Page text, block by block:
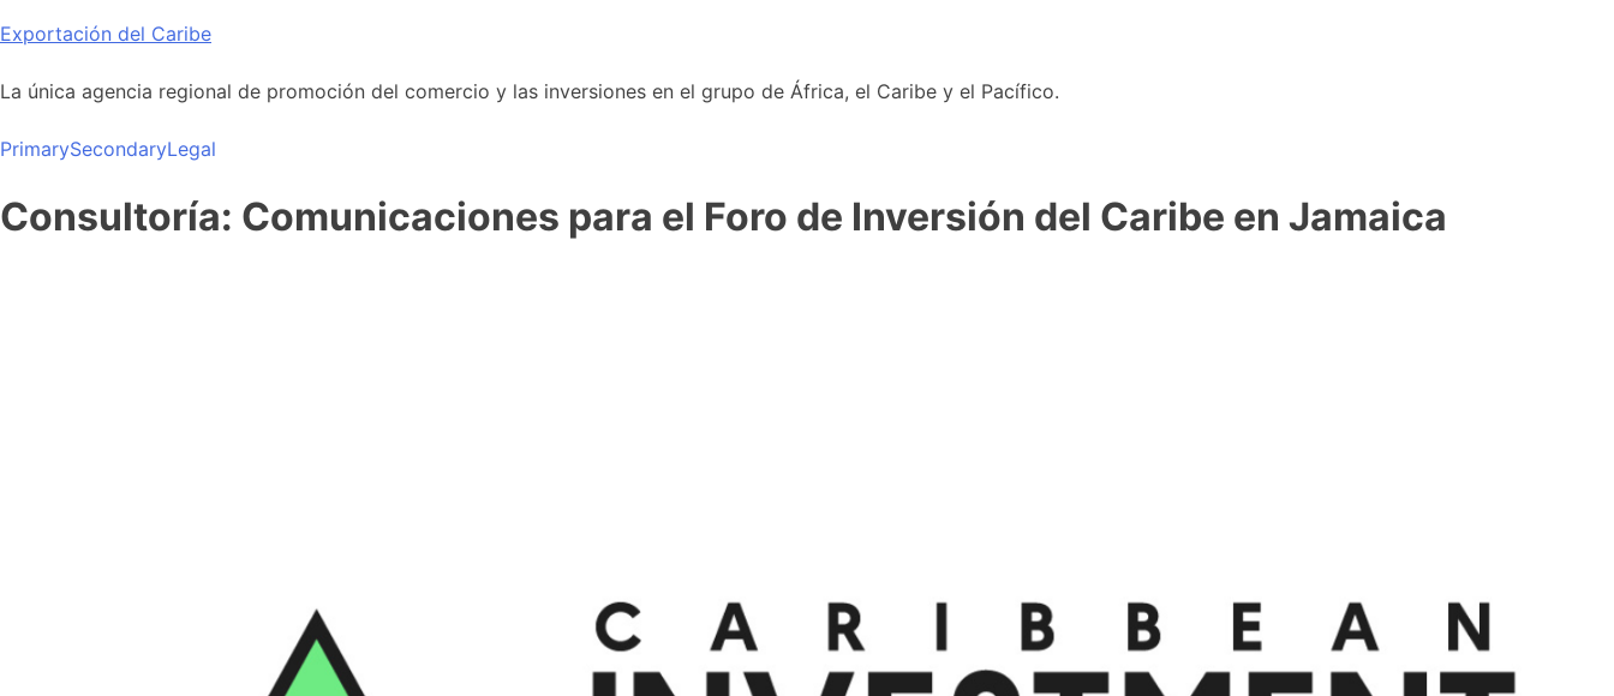
Skip
content
Exportación del Caribe
La única agencia regional de promoción del comercio y las inversiones en el grupo de África, el Caribe y el Pacífico.
PrimarySecondaryLegal
Consultoría: Comunicaciones para el Foro de Inversión del Caribe en Jamaica